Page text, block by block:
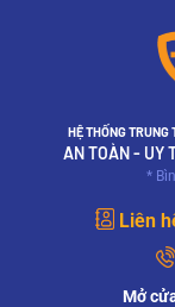
HỆ THỐNG TRUNG
AN TOÀN - UY
*
Liên
Mở